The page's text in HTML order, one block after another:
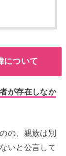
について
が存在しなか
の、親族は別
いと公言して